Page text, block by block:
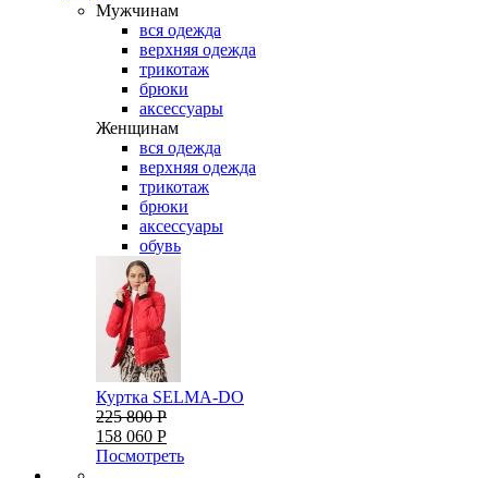
Мужчинам
вся одежда
верхняя одежда
трикотаж
брюки
аксессуары
Женщинам
вся одежда
верхняя одежда
трикотаж
брюки
аксессуары
обувь
Куртка SELMA-DO
225 800 Р
158 060 Р
Посмотреть